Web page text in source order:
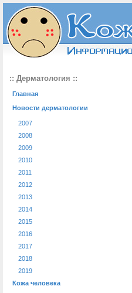
:: Дерматология ::
Главная
Новости дерматологии
2007
2008
2009
2010
2011
2012
2013
2014
2015
2016
2017
2018
2019
Кожа человека